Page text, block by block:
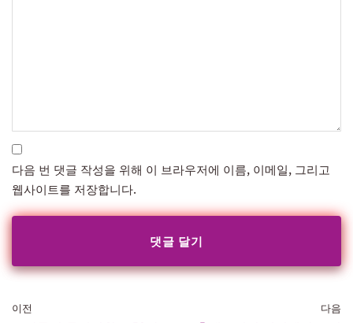
다음 번 댓글 작성을 위해 이 브라우저에 이름, 이메일, 그리고
웹사이트를 저장합니다.
이전 다음